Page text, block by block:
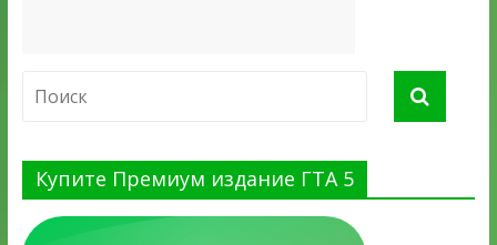
Купите Премиум издание ГТА 5